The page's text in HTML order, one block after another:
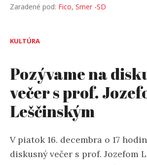
Zaradené pod: Fico, Smer -SD
KULTÚRA
Pozývame na
večer s prof.
Leščinským
V piatok 16. decembra o 17
diskusný večer s prof. Jozefom